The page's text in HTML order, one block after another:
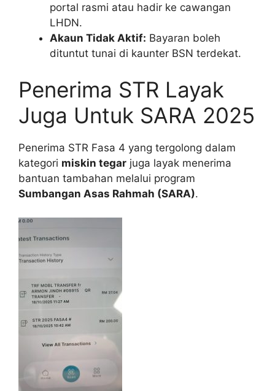
portal rasmi atau hadir ke cawangan
LHDN.
Akaun Tidak Aktif: Bayaran boleh
dituntut tunai di kaunter BSN terdekat.
Penerima STR Layak
Juga Untuk SARA 2025
Penerima STR Fasa 4 yang tergolong dalam
kategori miskin tegar juga layak menerima
bantuan tambahan melalui program
Sumbangan Asas Rahmah (SARA).